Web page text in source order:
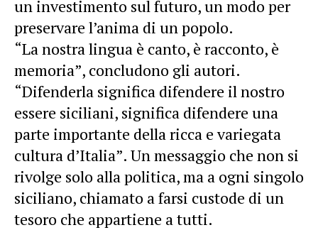
un investimento sul futuro, un modo per
preservare l’anima di un popolo.
“La nostra lingua è canto, è racconto, è
memoria”, concludono gli autori.
“Difenderla significa difendere il nostro
essere siciliani, significa difendere una
parte importante della ricca e variegata
cultura d’Italia”. Un messaggio che non si
rivolge solo alla politica, ma a ogni singolo
siciliano, chiamato a farsi custode di un
tesoro che appartiene a tutti.